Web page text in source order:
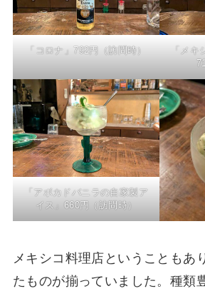
「コロナ」792円（訪問時）
「メキ
「アボカドバニラの自家製ア
イス」660円（訪問時）
メキシコ料理店ということもあ
たものが揃っていました。種類